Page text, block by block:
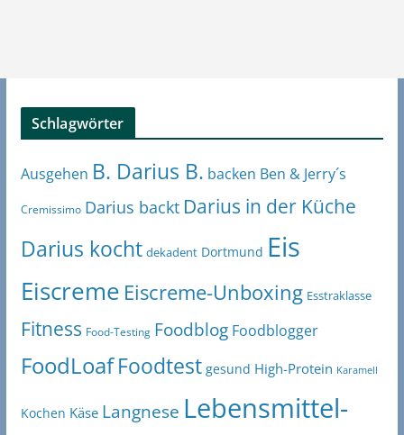
Schlagwörter
Ausgehen B. Darius B. backen Ben & Jerry´s
Cremissimo Darius backt Darius in der Küche
Darius kocht dekadent Dortmund Eis
Eiscreme Eiscreme-Unboxing Esstraklasse
Fitness Food-Testing Foodblog Foodblogger
FoodLoaf Foodtest gesund High-Protein Karamell
Kochen Käse Langnese Lebensmittel-